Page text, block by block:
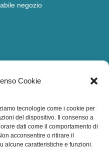
Cookie
tecnologie come i cookie per
del dispositivo. Il consenso a
dati come il comportamento di
acconsentire o ritirare il
alcune caratteristiche e funzioni.
negozio
alle 19.00